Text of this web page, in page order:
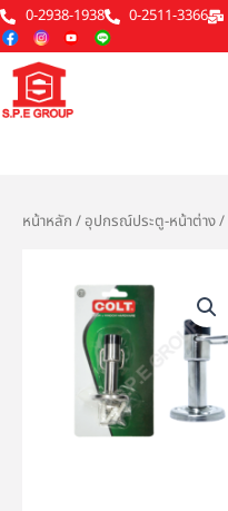
Skip
to
content
0-2938-1938 0-2511-3366
หน้าหลัก / อุปกรณ์ประตู-หน้าต่าง/